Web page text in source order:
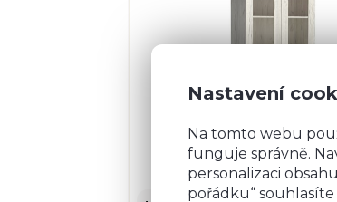
Nastavení
Na tomto webu
funguje správně.
personalizaci
pořádku“